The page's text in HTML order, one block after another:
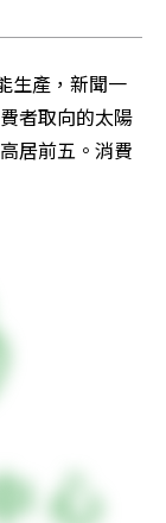
生產，新聞一
者取向的太陽
居前五。消費